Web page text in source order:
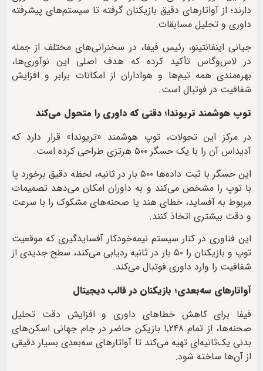
دارند؛ از آواتارهای دقیق بازیکنان گرفته تا سیستم‌های پیشرفته
داوری و تحلیل مسابقات.
جیانی اینفانتینو، رئیس فیفا، در سخنرانی‌های مختلف از جمله
در لاس‌وگاس تأکید کرده که هدف اصلی این نوآوری‌ها،
بهره‌مندی همه تیم‌ها و هواداران از امکانات برابر و افزایش
شفافیت در فوتبال است.
توپ هوشمند تریوندا؛ دقتی که داوری را متحول می‌کند
در مرکز این تحولات، توپ هوشمند «تریوندا» قرار دارد که
آدیداس آن را با یک حسگر ۵۰۰ هرتزی طراحی کرده است.
این حسگر با ثبت داده‌ها ۵۰۰ بار در ثانیه، لحظه دقیق برخورد پا
با توپ را مشخص می‌کند و به داوران امکان می‌دهد تصمیمات
مربوط به آفساید، خطای هند یا صحنه‌های مشکوک را با سرعت
و دقت بیشتری اتخاذ کنند.
این فناوری در کنار سیستم نیمه‌خودکار آفسایدگیری که موقعیت
توپ و بازیکنان را ۵۰ بار در ثانیه ردیابی می‌کند، سطح جدیدی از
شفافیت را وارد داوری فوتبال می‌کند.
آواتارهای سه‌بعدی؛ بازیکنان در قالب دیجیتال
فیفا برای کاهش خطاهای داوری و افزایش دقت تحلیل
صحنه‌ها، از تمام ۱٬۲۴۸ بازیکن حاضر در جام جهانی اسکن‌های
بدنی یک‌ثانیه‌ای تهیه می‌کند تا آواتارهای سه‌بعدی بسیار دقیقی
از آن‌ها ساخته شود.